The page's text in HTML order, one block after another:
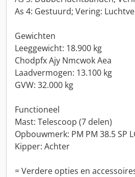
As 4: Gestuurd; Vering:
Gewichten
Leeggewicht: 18.900 kg
Chodpfx Ajy Nmcwok Aea
Laadvermogen: 13.100 kg
GVW: 32.000 kg
Functioneel
Mast: Telescoop (7 delen)
Opbouwmerk: PM PM 38.5 SP
Kipper: Achter
= Verdere opties en